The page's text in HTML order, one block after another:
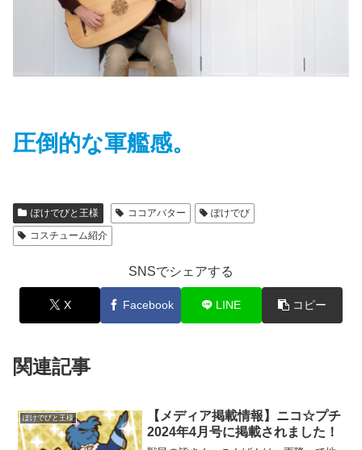
圧倒的な軍艦感。
ぽけでびと王様 ココアバター
ぽけでび
コスチューム紹介
SNSでシェアする
X Facebook LINE コピー
関連記事
ぽけでびと王様
【メディア掲載情報】ニコ☆プチ
2024年4月号に掲載されました！